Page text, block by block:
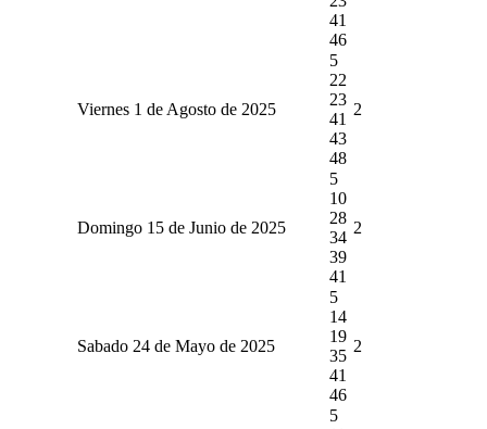
41
46
Viernes 1 de Agosto de 2025
5
22
23
41
43
48
2
Domingo 15 de Junio de 2025
5
10
28
34
39
41
2
Sabado 24 de Mayo de 2025
5
14
19
35
41
46
2
5